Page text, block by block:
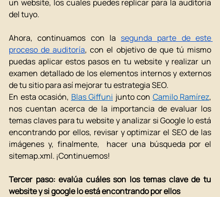
un website, los cuales puedes replicar para la auditoria
del tuyo.
Ahora, continuamos con la segunda parte de este
proceso de auditoría, con el objetivo de que tú mismo
puedas aplicar estos pasos en tu website y realizar un
examen detallado de los elementos internos y externos
de tu sitio para así mejorar tu estrategia SEO.
En esta ocasión, Blas Giffuni junto con Camilo Ramírez,
nos cuentan acerca de la importancia de evaluar los
temas claves para tu website y analizar si Google lo está
encontrando por ellos, revisar y optimizar el SEO de las
imágenes y, finalmente,  hacer una búsqueda por el
sitemap.xml. ¡Continuemos!
Tercer paso: evalúa cuáles son los temas clave de tu
website y si google lo está encontrando por ellos